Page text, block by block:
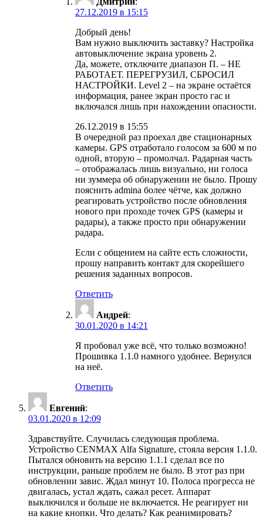
27.12.2019 в 15:15
Добрый день!
Вам нужно выключить заставку? Настройка
автовыключение экрана уровень 2.
Да, можете, отключите диапазон П. – НЕ
РАБОТАЕТ. ПЕРЕГРУЗИЛ, СБРОСИЛ
НАСТРОЙКИ. Level 2 – на экране остаётся
информация, ранее экран просто гас и
включался лишь при нахождении опасности.
26.12.2019 в 15:55
В очередной раз проехал две стационарных
камеры. GPS отработало голосом за 600 м по
одной, вторую – промолчал. Радарная часть
– отображалась лишь визуально, ни голоса
ни зуммера об обнаружении не было. Прошу
пояснить admina более чётче, как должно
реагировать устройство после обновления
нового при проходе точек GPS (камеры и
радары), а также просто при обнаружении
радара.
Если с общением на сайте есть сложности,
прошу направить контакт для скорейшего
решения заданных вопросов.
Ответить
Андрей:
30.01.2020 в 14:21
Я пробовал уже всё, что только возможно!
Прошивка 1.1.0 намного удобнее. Вернулся
на неё.
Ответить
Евгений:
03.01.2020 в 12:09
Здравствуйте. Случилась следующая проблема.
Устройство CENMAX Alfa Signature, стояла версия 1.1.0.
Пытался обновить на версию 1.1.1 сделал все по
инструкции, раньше проблем не было. В этот раз при
обновлении завис. Ждал минут 10. Полоса прогресса не
двигалась, устал ждать, сажал ресет. Аппарат
выключился и больше не включается. Не реагирует ни
на какие кнопки. Что делать? Как реанимировать?